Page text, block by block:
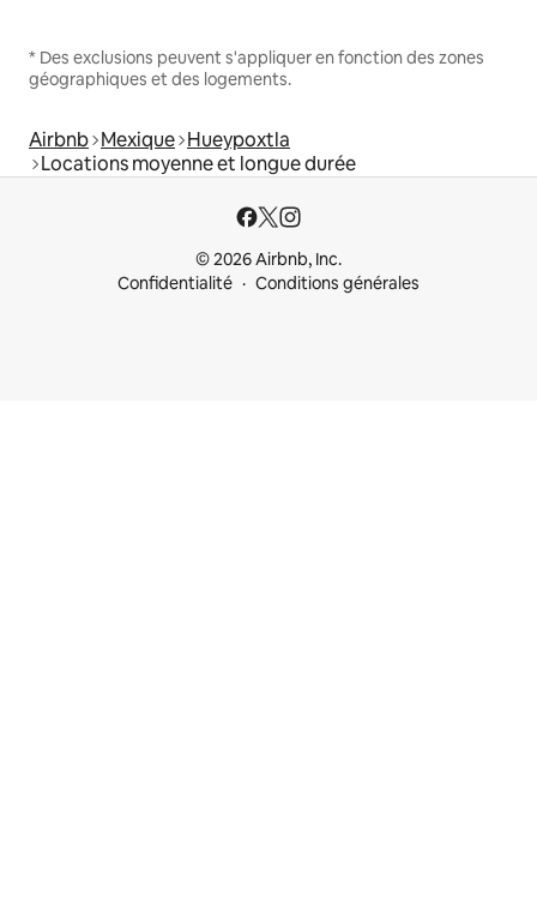
* Des exclusions peuvent s'appliquer en fonction des zones
géographiques et des logements.
Airbnb Mexique Hueypoxtla
Locations moyenne et longue durée
© 2026 Airbnb, Inc.
Confidentialité
Conditions générales